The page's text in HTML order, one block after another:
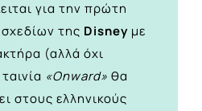
για την πρώτη
της Disney με
(αλλά όχι
«Onward» θα
στους ελληνικούς